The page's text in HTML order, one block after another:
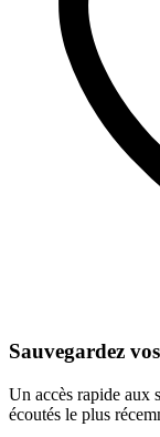
Sauvegardez
Un accès rapide aux
écoutés le plus